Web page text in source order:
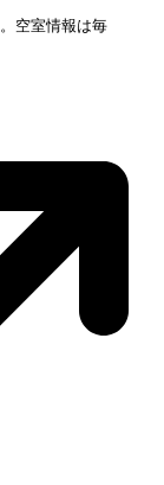
空室情報は毎